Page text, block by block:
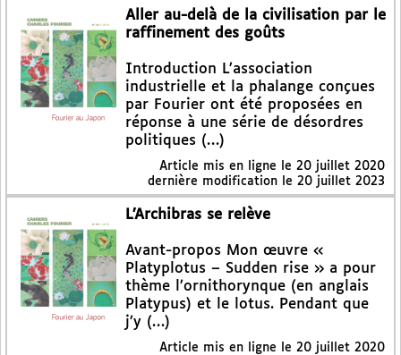
Aller au-delà de la civilisation par le
raffinement des goûts
Introduction L’association
industrielle et la phalange conçues
par Fourier ont été proposées en
réponse à une série de désordres
politiques (…)
Article mis en ligne le 20 juillet 2020
dernière modification le 20 juillet 2023
L’Archibras se relève
Avant-propos Mon œuvre «
Platyplotus – Sudden rise » a pour
thème l’ornithorynque (en anglais
Platypus) et le lotus. Pendant que
j’y (…)
Article mis en ligne le 20 juillet 2020